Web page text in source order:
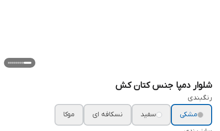
شلوار دمپا جنس کتان کش
رنگبندی
مشکی
سفید نسکافه ای
موکا